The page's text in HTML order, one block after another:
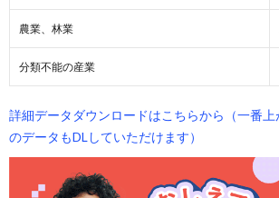
農業、林業
分類不能の産業
詳細データダウンロードはこちらから（一番
のデータもDLしていただけます）